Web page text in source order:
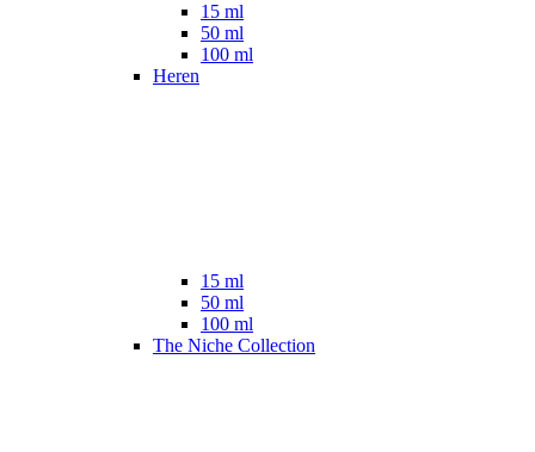
15 ml
50 ml
100 ml
Heren
15 ml
50 ml
100 ml
The Niche Collection